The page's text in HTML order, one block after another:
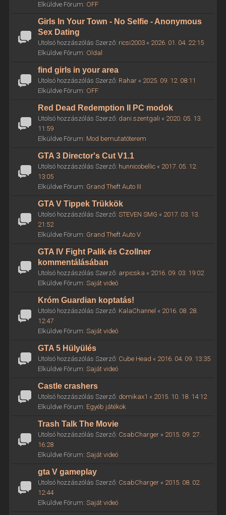
Elküldve Fórum: OFF
Girls In Your Town - No Selfie - Anonymous
Sex Dating
Utolsó hozzászólás Szerző: ricsi2003« 2026. 01. 04. 22:15
Elküldve Fórum: Oldal
find girls in your area
Utolsó hozzászólás Szerző: Rahar« 2025. 09. 12. 08:11
Elküldve Fórum: OFF
Red Dead Redemption II PC modok
Utolsó hozzászólás Szerző: dani.szentgali « 2020. 05. 13.
11:59
Elküldve Fórum: Mod bemutatóterem
GTA 3 Director's Cut V1.1
Utolsó hozzászólás Szerző: hunnicobellic« 2017. 05. 12.
13:05
Elküldve Fórum: Grand Theft Auto III
GTA V Tippek Trükkök
Utolsó hozzászólás Szerző: STEVEN SMG « 2017. 03. 13.
21:52
Elküldve Fórum: Grand Theft Auto V
GTA IV Fight Palik és Czollner
kommentálásában
Utolsó hozzászólás Szerző: arpicska « 2016. 09. 03. 19:02
Elküldve Fórum: Saját videó
Króm Guardian koptatás!
Utolsó hozzászólás Szerző: KalaChannel « 2016. 08. 28.
12:47
Elküldve Fórum: Saját videó
GTA 5 Hülyülés
Utolsó hozzászólás Szerző: Cube Head « 2016. 04. 09. 13:35
Elküldve Fórum: Saját videó
Castle crashers
Utolsó hozzászólás Szerző: domikax1 « 2015. 10. 18. 14:12
Elküldve Fórum: Egyéb játékok
Trash Talk The Movie
Utolsó hozzászólás Szerző: CsabCharger« 2015. 09. 27.
16:28
Elküldve Fórum: Saját videó
gta V gameplay
Utolsó hozzászólás Szerző: CsabCharger« 2015. 08. 02.
12:44
Elküldve Fórum: Saját videó